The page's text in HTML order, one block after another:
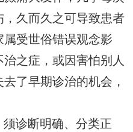
久而久之可导致患者
受世俗错误观念影
之症，或因害怕别人
了早期诊治的机会，
诊断明确、分类正